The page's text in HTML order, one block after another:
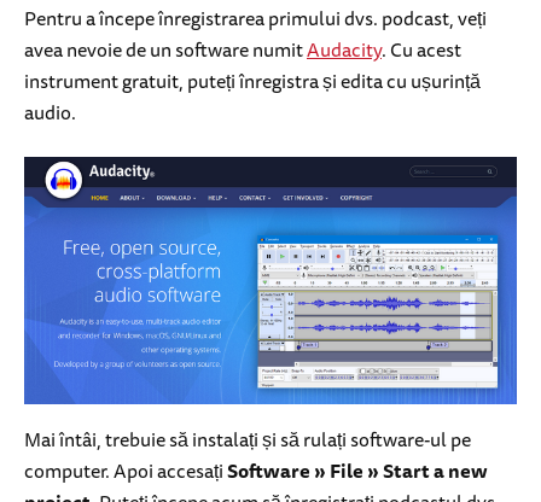
Pentru a începe înregistrarea primului dvs. podcast, veți
avea nevoie de un software numitAudacity. Cu acest
instrument gratuit, puteți înregistra și edita cu ușurință
audio.
Mai întâi, trebuie să instalați și să rulați software-ul pe
computer. Apoi accesațiSoftware » File » Start a new